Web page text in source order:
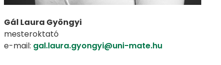
Gál Laura Gyöngyi
mesteroktató
e-mail: gal.laura.gyongyi@uni-mate.hu